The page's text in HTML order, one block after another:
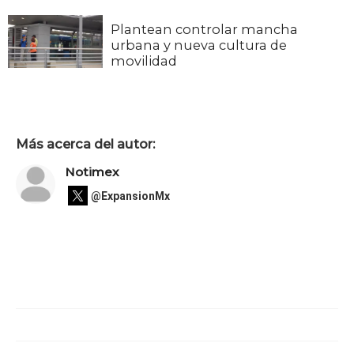
Plantean controlar mancha
urbana y nueva cultura de
movilidad
Más acerca del autor:
Notimex
@ExpansionMx